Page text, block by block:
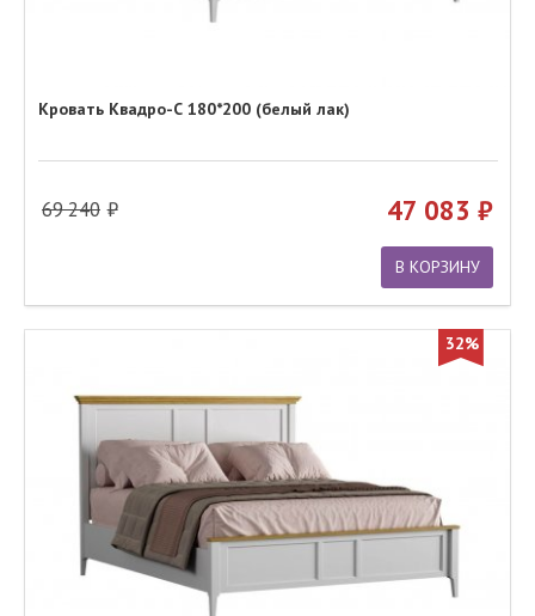
Кровать Квадро-С 180*200 (белый лак)
69 240 47 083
В КОРЗИНУ
32%